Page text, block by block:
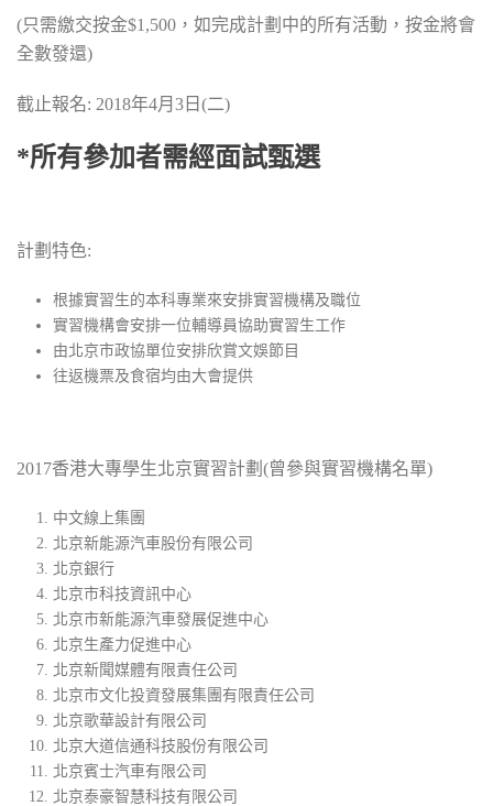
(只需繳交按金$1,500，如完成計劃中的所有活動，按金將會
全數發還)
截止報名: 2018年4月3日(二)
*所有參加者需經面試甄選
計劃特色:
根據實習生的本科專業來安排實習機構及職位
實習機構會安排一位輔導員協助實習生工作
由北京市政協單位安排欣賞文娛節目
往返機票及食宿均由大會提供
2017香港大專學生北京實習計劃(曾參與實習機構名單)
中文線上集團
北京新能源汽車股份有限公司
北京銀行
北京市科技資訊中心
北京市新能源汽車發展促進中心
北京生產力促進中心
北京新聞媒體有限責任公司
北京市文化投資發展集團有限責任公司
北京歌華設計有限公司
北京大道信通科技股份有限公司
北京賓士汽車有限公司
北京泰豪智慧科技有限公司